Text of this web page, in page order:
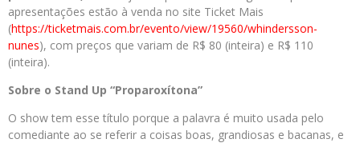
apresentações estão à venda no site Ticket Mais
(https://ticketmais.com.br/evento/view/19560/whindersson-
nunes), com preços que variam de R$ 80 (inteira) e R$ 110
(inteira).
Sobre o Stand Up “Proparoxítona”
O show tem esse título porque a palavra é muito usada pelo
comediante ao se referir a coisas boas, grandiosas e bacanas, e